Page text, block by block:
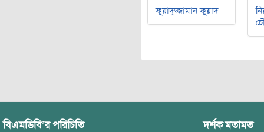
ফুয়াদুজ্জামান ফুয়াদ
বিএমডিবি’র পরিচিতি দর্শক মতামত